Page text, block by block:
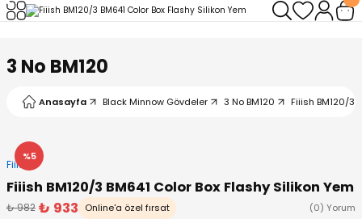
3 No BM120
Anasayfa Black Minnow Gövdeler 3 No BM120 Fiiish BM120/3
%5
Fiiish
Fiiish BM120/3 BM641 Color Box Flashy Silikon Yem
₺ 982 ₺ 933 Online'a özel fırsat
(0) Yorum
Geri Dön
Makineleri
Geri Dön
Geri Dön
Misinalar
Misinalar
Geri Dön
- Klips
Halka
Geri Dön
Geri Dön
& El Feneri